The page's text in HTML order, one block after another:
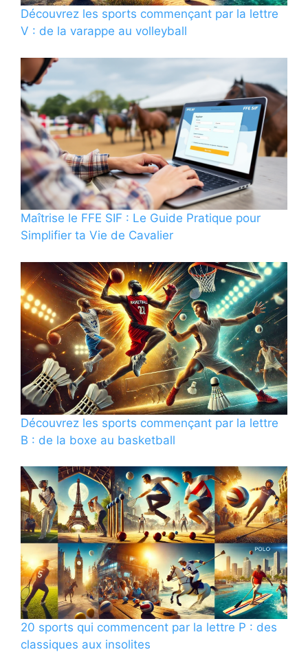
Découvrez les sports commençant par la lettre
V : de la varappe au volleyball
Maîtrise le FFE SIF : Le Guide Pratique pour
Simplifier ta Vie de Cavalier
Découvrez les sports commençant par la lettre
B : de la boxe au basketball
20 sports qui commencent par la lettre P : des
classiques aux insolites